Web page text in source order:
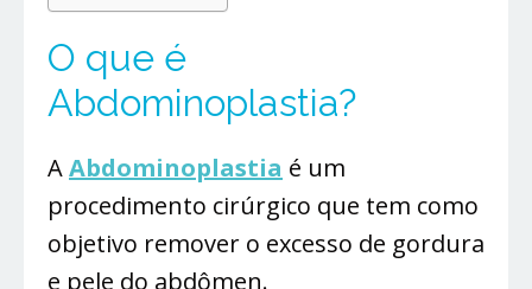
O que é
Abdominoplastia?
AAbdominoplastia é um
procedimento cirúrgico que tem como
objetivo remover o excesso de gordura
e pele do abdômen.